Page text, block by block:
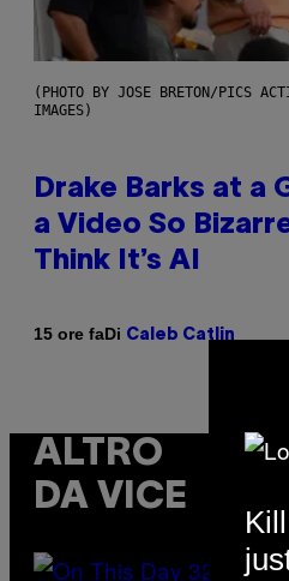
(PHOTO BY JOSE BRETON/PICS
IMAGES)
Drake Barks at a
a Video So
Think It’s AI
15 ore faDi Caleb Catlin
ALTRO
DA VICE